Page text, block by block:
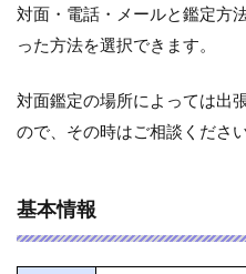
対面・電話・メールと鑑定方
った方法を選択できます。
対面鑑定の場所によっては出
ので、その時はご相談ください
基本情報